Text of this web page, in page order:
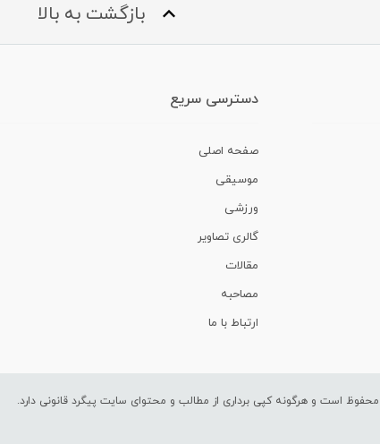
بازگشت به بالا
دسترسی سریع
صفحه اصلی
موسیقی
ورزشی
گالری تصاویر
مقالات
مصاحبه
ارتباط با ما
است و هرگونه کپی برداری از مطالب و محتوای سایت پیگرد قانونی دارد.